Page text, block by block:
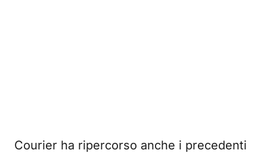
Courier ha ripercorso anche i precedenti